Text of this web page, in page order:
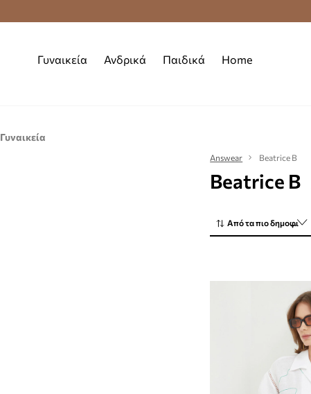
Γυναικεία Ανδρικά Παιδικά Home
Γυναικεία
Answear Beatrice B
Beatrice B
Από τα πιο δημοφιλή